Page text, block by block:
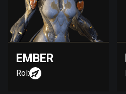
EMBER
Rol: